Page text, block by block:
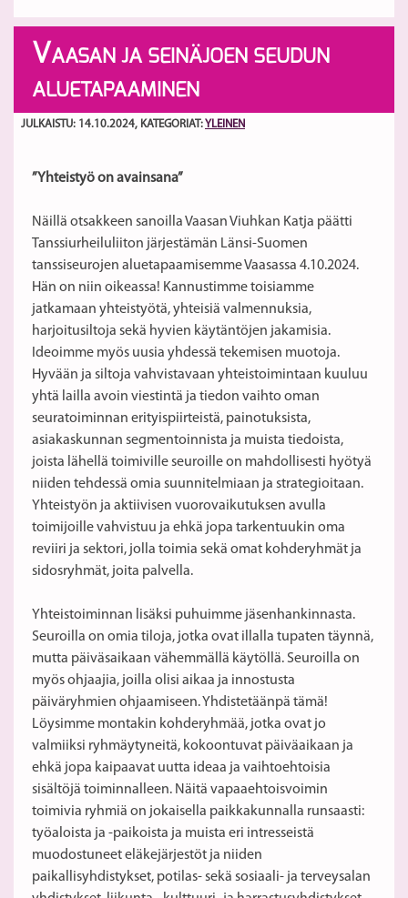
VAASAN JA SEINÄJOEN SEUDUN
ALUETAPAAMINEN
JULKAISTU: 14.10.2024, KATEGORIAT:YLEINEN
”Yhteistyö on avainsana”
Näillä otsakkeen sanoilla Vaasan Viuhkan Katja päätti
Tanssiurheiluliiton järjestämän Länsi-Suomen
tanssiseurojen aluetapaamisemme Vaasassa 4.10.2024.
Hän on niin oikeassa! Kannustimme toisiamme
jatkamaan yhteistyötä, yhteisiä valmennuksia,
harjoitusiltoja sekä hyvien käytäntöjen jakamisia.
Ideoimme myös uusia yhdessä tekemisen muotoja.
Hyvään ja siltoja vahvistavaan yhteistoimintaan kuuluu
yhtä lailla avoin viestintä ja tiedon vaihto oman
seuratoiminnan erityispiirteistä, painotuksista,
asiakaskunnan segmentoinnista ja muista tiedoista,
joista lähellä toimiville seuroille on mahdollisesti hyötyä
niiden tehdessä omia suunnitelmiaan ja strategioitaan.
Yhteistyön ja aktiivisen vuorovaikutuksen avulla
toimijoille vahvistuu ja ehkä jopa tarkentuukin oma
reviiri ja sektori, jolla toimia sekä omat kohderyhmät ja
sidosryhmät, joita palvella.
Yhteistoiminnan lisäksi puhuimme jäsenhankinnasta.
Seuroilla on omia tiloja, jotka ovat illalla tupaten täynnä,
mutta päiväsaikaan vähemmällä käytöllä. Seuroilla on
myös ohjaajia, joilla olisi aikaa ja innostusta
päiväryhmien ohjaamiseen. Yhdistetäänpä tämä!
Löysimme montakin kohderyhmää, jotka ovat jo
valmiiksi ryhmäytyneitä, kokoontuvat päiväaikaan ja
ehkä jopa kaipaavat uutta ideaa ja vaihtoehtoisia
sisältöjä toiminnalleen. Näitä vapaaehtoisvoimin
toimivia ryhmiä on jokaisella paikkakunnalla runsaasti:
työaloista ja -paikoista ja muista eri intresseistä
muodostuneet eläkejärjestöt ja niiden
paikallisyhdistykset, potilas- sekä sosiaali- ja terveysalan